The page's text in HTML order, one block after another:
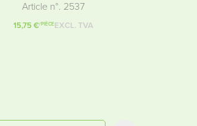
Article n°. 2537
15,75 €/PIÈCEEXCL. TVA